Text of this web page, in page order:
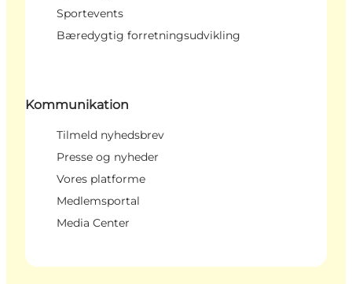
Sportevents
Bæredygtig forretningsudvikling
Kommunikation
Tilmeld nyhedsbrev
Presse og nyheder
Vores platforme
Medlemsportal
Media Center